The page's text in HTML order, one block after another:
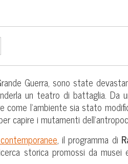
Guerra, sono state
un teatro di battaglia. Da
come l’ambiente sia stato
capire i mutamenti
, il programma di
storica promossi da musei